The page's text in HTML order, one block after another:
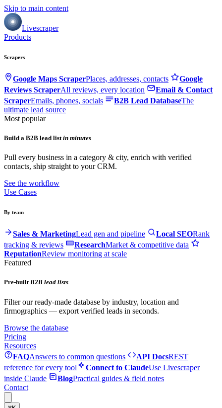
Skip to main content
Livescraper
Products
Scrapers
Google Maps ScraperPlaces, addresses, contacts
Google
Reviews ScraperAll reviews, every location
Email & Contact
ScraperEmails, phones, socials B2B Lead DatabaseThe
ultimate lead source
Most popular
Build a B2B lead listin minutes
Pull every business in a category & city, enrich with verified
contacts, ship straight to your CRM.
See the workflow
Use Cases
By team
Sales & MarketingLead gen and pipeline Local SEORank
tracking & reviews
ResearchMarket & competitive data
ReputationReview monitoring at scale
Featured
Pre-builtB2B lead lists
Filter our ready-made database by industry, location and
firmographics — export verified leads in seconds.
Browse the database
Pricing
Resources
FAQAnswers to common questions API DocsREST
reference for every tool
Connect to ClaudeUse Livescraper
inside Claude
BlogPractical guides & field notes
Contact